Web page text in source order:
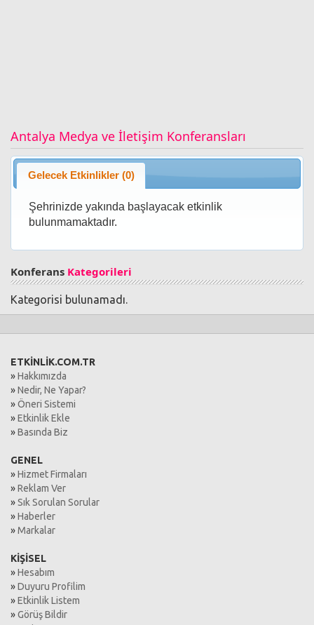
Antalya Medya ve İletişim Konferansları
Gelecek Etkinlikler (0)
Şehrinizde yakında başlayacak etkinlik
bulunmamaktadır.
Konferans Kategorileri
Kategorisi bulunamadı.
ETKİNLİK.COM.TR
»Hakkımızda
»Nedir, Ne Yapar?
»Öneri Sistemi
»Etkinlik Ekle
»Basında Biz
GENEL
»Hizmet Firmaları
»Reklam Ver
»Sık Sorulan Sorular
»Haberler
»Markalar
KİŞİSEL
»Hesabım
»Duyuru Profilim
»Etkinlik Listem
»Görüş Bildir